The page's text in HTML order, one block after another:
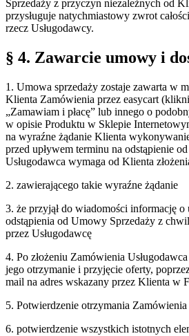
Sprzedaży z przyczyn niezależnych od
przysługuje natychmiastowy zwrot
rzecz Usługodawcy.
§ 4. Zawarcie umowy i
1. Umowa sprzedaży zostaje zawarta w
Klienta Zamówienia przez easycart
„Zamawiam i płacę” lub innego o
w opisie Produktu w Sklepie
na wyraźne żądanie Klienta
przed upływem terminu na odstąpienie
Usługodawca wymaga od Klienta
2. zawierającego takie wyraźne żądanie
3. że przyjął do wiadomości informację o
odstąpienia od Umowy Sprzedaży z
przez Usługodawcę
4. Po złożeniu Zamówienia
jego otrzymanie i przyjęcie oferty,
mail na adres wskazany przez Klienta w
5. Potwierdzenie otrzymania Zamówienia
6. potwierdzenie wszystkich istotnych